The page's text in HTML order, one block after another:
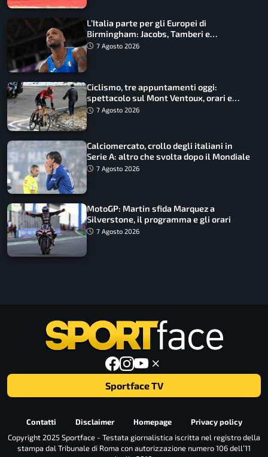
L’Italia parte per gli Europei di
Birmingham: Jacobs, Tamberi e
Battocletti guidano una spedizione
7 Agosto 2026
Ciclismo, tre appuntamenti oggi:
spettacolo sul Mont Ventoux, orari e
come vederli
7 Agosto 2026
Calciomercato, crollo degli italiani in
Serie A: altro che svolta dopo il Mondiale
7 Agosto 2026
MotoGP: Martin sfida Marquez a
Silverstone, il programma e gli orari
7 Agosto 2026
Sportface TV
Contatti Disclaimer Homepage
Privacy policy
Copyright 2025 Sportface - Testata giornalistica iscritta nel registro della
stampa dal Tribunale di Roma con autorizzazione numero 106 dell’11